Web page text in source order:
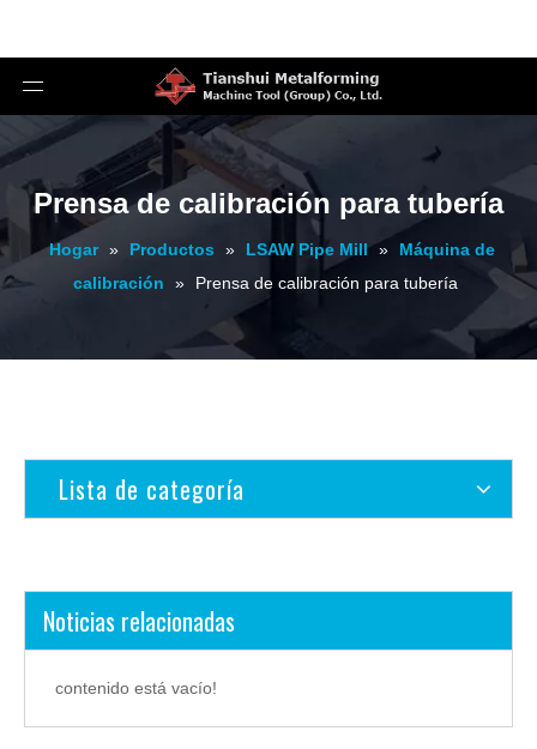
Prensa de calibración para tubería
Hogar » Productos » LSAW Pipe Mill »
Máquina de
calibración
» Prensa de calibración para tubería
Lista de categoría
Noticias relacionadas
contenido está vacío!